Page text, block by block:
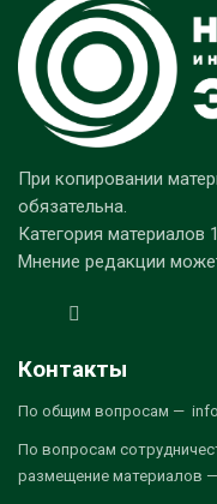
При копировании
обязательна.
Категория материалов
Мнение редакции
Контакты
По общим вопросам —
По вопросам
размещение материалов